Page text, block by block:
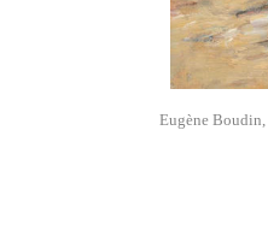
Eugène